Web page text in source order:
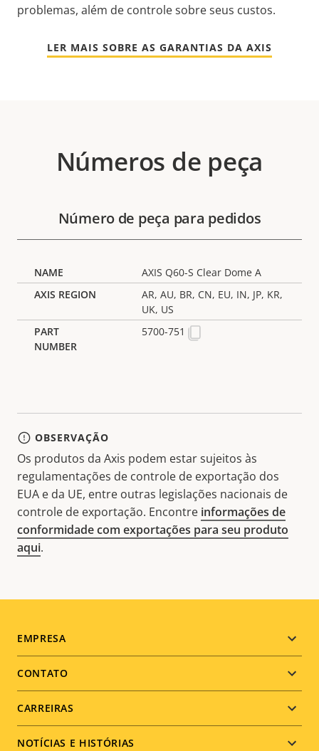
problemas, além de controle sobre seus custos.
LER MAIS SOBRE AS GARANTIAS DA AXIS
Números de peça
Número de peça para pedidos
AXIS Q60-S Clear Dome A
AR, AU, BR, CN, EU, IN, JP, KR,
UK, US
5700-751
OBSERVAÇÃO
Os produtos da Axis podem estar sujeitos às
regulamentações de controle de exportação dos
EUA e da UE, entre outras legislações nacionais de
controle de exportação. Encontre informações de
conformidade com exportações para seu produto
aqui.
Footer
menu
EMPRESA
CONTATO
CARREIRAS
NOTÍCIAS E HISTÓRIAS